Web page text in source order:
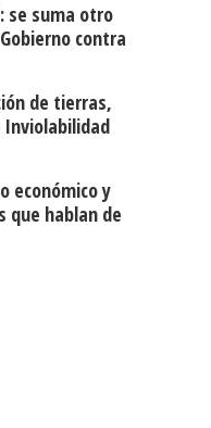
se suma otro
contra
de tierras,
económico y
que hablan de